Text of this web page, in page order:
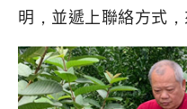
明，並遞上聯絡方式